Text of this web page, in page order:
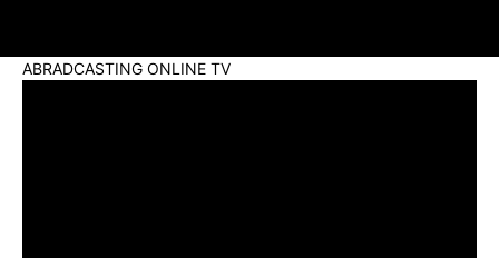
ABRADCASTING ONLINE TV